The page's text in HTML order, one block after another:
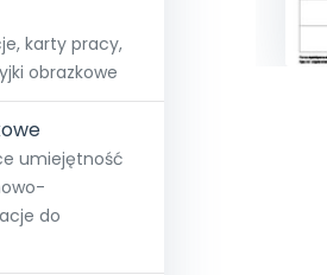
karty pracy,
obrazkowe
umiejętność
do